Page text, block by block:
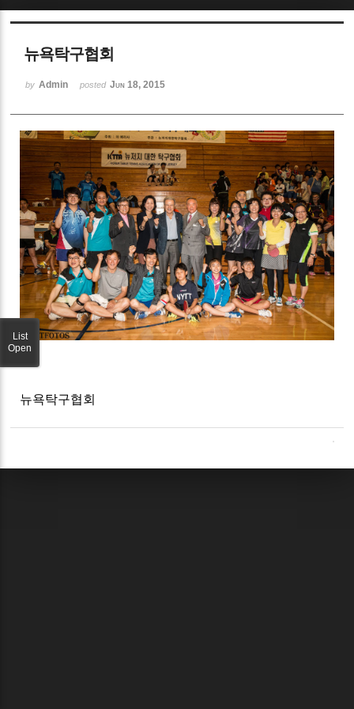
뉴욕탁구협회
by Admin posted Jun 18, 2015
뉴욕탁구협회
List
Open
Sketchbook5, 스케치북5
Sketchbook5, 스케치북5